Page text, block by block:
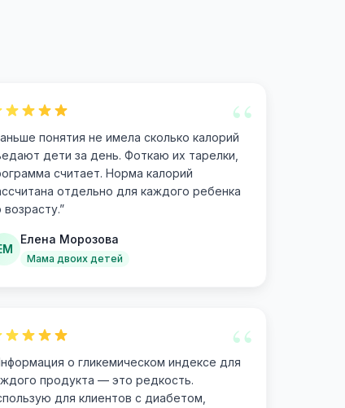
“
понятия не имела сколько калорий
дети за день. Фоткаю их тарелки,
считает. Норма калорий
отдельно для каждого ребенка
возрасту.”
Елена Морозова
Мама двоих детей
“
о гликемическом индексе для
продукта — это редкость.
для клиентов с диабетом,